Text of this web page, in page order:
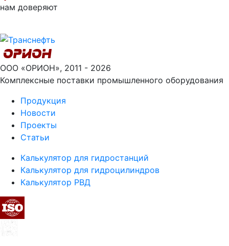
нам доверяют
ООО «ОРИОН», 2011 - 2026
Комплексные поставки промышленного оборудования
Продукция
Новости
Проекты
Статьи
Калькулятор для гидростанций
Калькулятор для гидроцилиндров
Калькулятор РВД